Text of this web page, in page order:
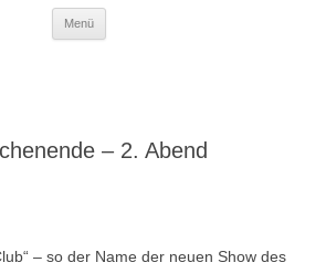
Menü
– 2. Abend
– so der Name der neuen Show des